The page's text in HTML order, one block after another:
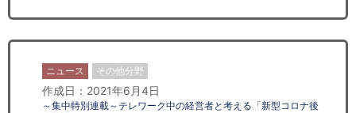
ニュース その他分野
作成日：2021年6月4日
～集中特別連載～テレワーク中の経営者と考える「新型コロナ後